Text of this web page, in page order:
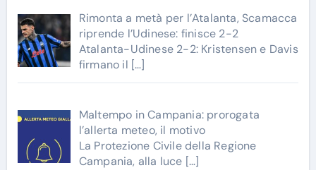
Rimonta a metà per l’Atalanta, Scamacca
riprende l’Udinese: finisce 2-2
Atalanta-Udinese 2-2: Kristensen e Davis
firmano il […]
Maltempo in Campania: prorogata
l’allerta meteo, il motivo
La Protezione Civile della Regione
Campania, alla luce […]